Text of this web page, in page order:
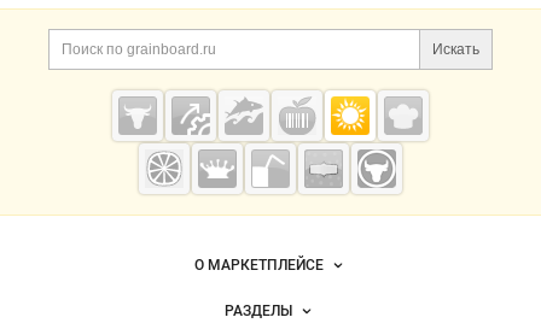
Дополнительная информация
Поиск по сайту и
Искать
Cсылки на полезные проекты
Grainboard.ru
— зерно и
мука
Важные разделы и контакты
Навигация по сайтуО МАРКЕТПЛЕЙСЕ
Новости Grainboard.ru
РАЗДЕЛЫ